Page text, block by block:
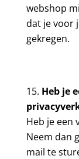
webshop
dat je voor
gekregen.
Heb je
Heb je een
Neem dan
mail te